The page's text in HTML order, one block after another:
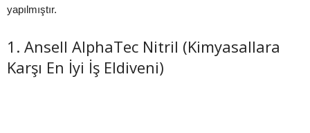
yapılmıştır.
1. Ansell AlphaTec Nitril (Kimyasallara
Karşı En İyi İş Eldiveni)